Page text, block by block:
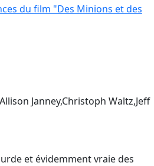
du film "Des Minions et des
Janney,Christoph Waltz,Jeff
et évidemment vraie des